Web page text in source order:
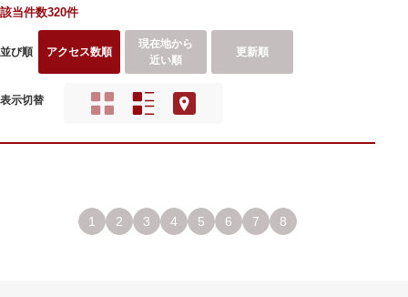
該当件数320件
並び順 アクセス数順
現在地から
近い順
更新順
表示切替
1 2 3 4 5 6 7 8